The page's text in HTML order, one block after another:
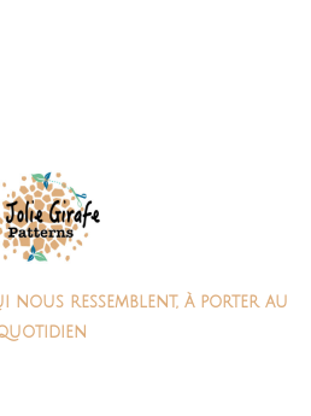
nous ressemblent, à porter au